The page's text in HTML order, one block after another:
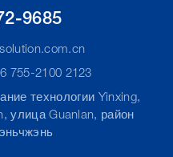
9685
755-2100 2123
технологии Yinxing,
улица Guanlan, район